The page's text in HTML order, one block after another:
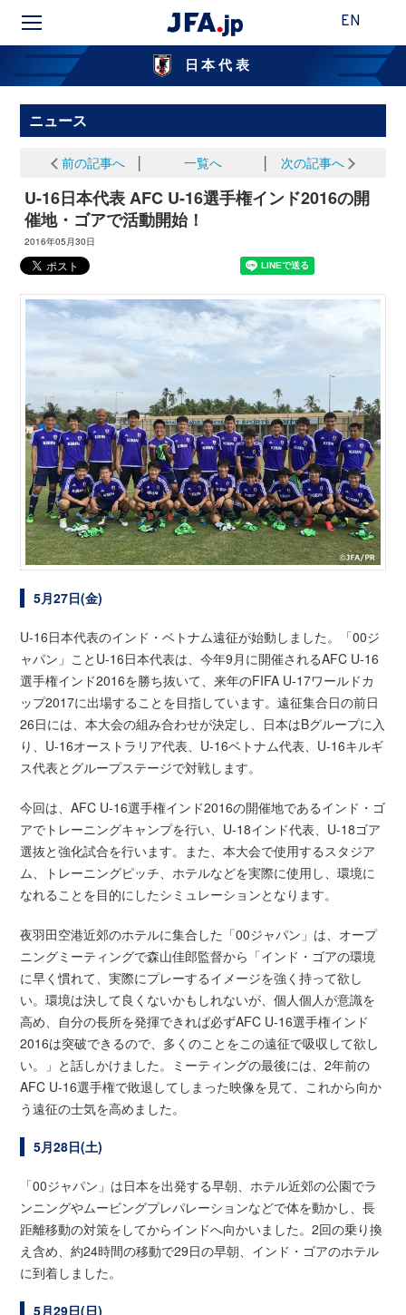
EN
日本代表
ニュース
前の記事へ 一覧へ 次の記事へ
U-16日本代表 AFC U-16選手権インド2016の開
催地・ゴアで活動開始！
2016年05月30日
5月27日(金)
U-16日本代表のインド・ベトナム遠征が始動しました。「00ジ
ャパン」ことU-16日本代表は、今年9月に開催されるAFC U-16
選手権インド2016を勝ち抜いて、来年のFIFA U-17ワールドカ
ップ2017に出場することを目指しています。遠征集合日の前日
26日には、本大会の組み合わせが決定し、日本はBグループに入
り、U-16オーストラリア代表、U-16ベトナム代表、U-16キルギ
ス代表とグループステージで対戦します。
今回は、AFC U-16選手権インド2016の開催地であるインド・ゴ
アでトレーニングキャンプを行い、U-18インド代表、U-18ゴア
選抜と強化試合を行います。また、本大会で使用するスタジア
ム、トレーニングピッチ、ホテルなどを実際に使用し、環境に
なれることを目的にしたシミュレーションとなります。
夜羽田空港近郊のホテルに集合した「00ジャパン」は、オープ
ニングミーティングで森山佳郎監督から「インド・ゴアの環境
に早く慣れて、実際にプレーするイメージを強く持って欲し
い。環境は決して良くないかもしれないが、個人個人が意識を
高め、自分の長所を発揮できれば必ずAFC U-16選手権インド
2016は突破できるので、多くのことをこの遠征で吸収して欲し
い。」と話しかけました。ミーティングの最後には、2年前の
AFC U-16選手権で敗退してしまった映像を見て、これから向か
う遠征の士気を高めました。
5月28日(土)
「00ジャパン」は日本を出発する早朝、ホテル近郊の公園でラ
ンニングやムービングプレパレーションなどで体を動かし、長
距離移動の対策をしてからインドへ向かいました。2回の乗り換
え含め、約24時間の移動で29日の早朝、インド・ゴアのホテル
に到着しました。
5月29日(日)